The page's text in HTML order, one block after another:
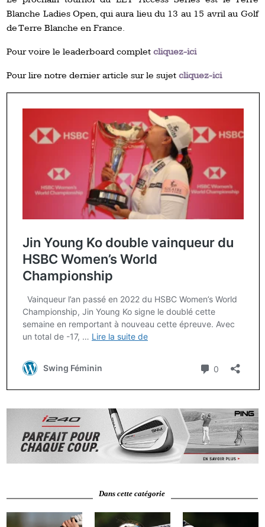
Blanche Ladies Open, qui aura lieu du 13 au 15 avril au Golf
de Terre Blanche en France.
Pour voire le leaderboard completcliquez-ici
Pour lire notre dernier article sur le sujetcliquez-ici
Dans cette catégorie